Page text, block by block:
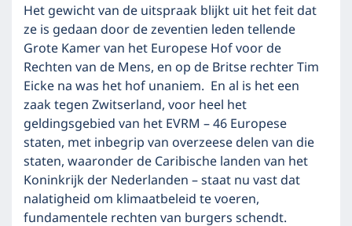
Het gewicht van de uitspraak blijkt uit het feit dat
ze is gedaan door de zeventien leden tellende
Grote Kamer van het Europese Hof voor de
Rechten van de Mens, en op de Britse rechter Tim
Eicke na was het hof unaniem. En al is het een
zaak tegen Zwitserland, voor heel het
geldingsgebied van het EVRM – 46 Europese
staten, met inbegrip van overzeese delen van die
staten, waaronder de Caribische landen van het
Koninkrijk der Nederlanden – staat nu vast dat
nalatigheid om klimaatbeleid te voeren,
fundamentele rechten van burgers schendt.